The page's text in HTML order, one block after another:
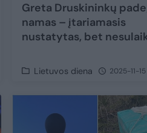
Greta Druskininkų
namas – įtariamasis
nustatytas, bet
Lietuvos diena 2025-11-15